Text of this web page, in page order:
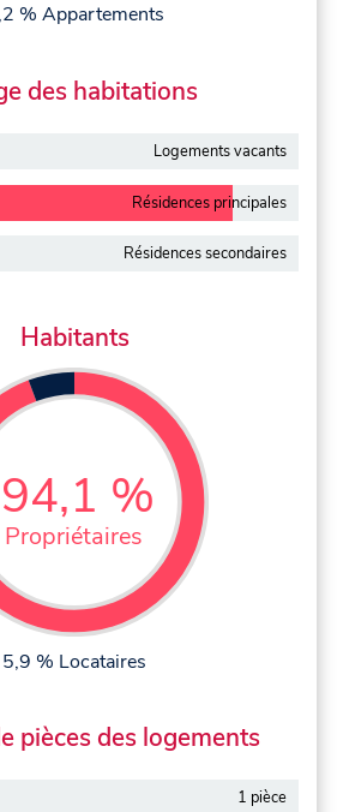
% Appartements
des habitations
Logements vacants
Résidences principales
Résidences secondaires
Habitants
94,1 %
Propriétaires
5,9 % Locataires
pièces des logements
1 pièce